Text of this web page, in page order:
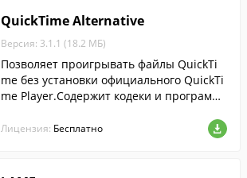
QuickTime Alternative
Версия: 3.1.1 (18.2 МБ)
Позволяет проигрывать файлы QuickTi
me без установки официального QuickTi
me Player.Содержит кодеки и программ
е quicktime (mov, qt, 3gp и т.д.).
Лицензия: Бесплатно